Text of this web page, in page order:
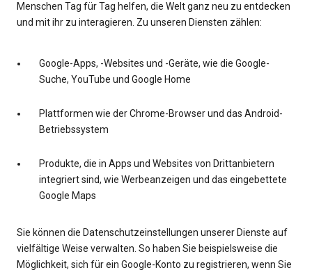
Menschen Tag für Tag helfen, die Welt ganz neu zu entdecken
und mit ihr zu interagieren. Zu unseren Diensten zählen:
Google-Apps, -Websites und -Geräte, wie die Google-
Suche, YouTube und Google Home
Plattformen wie der Chrome-Browser und das Android-
Betriebssystem
Produkte, die in Apps und Websites von Drittanbietern
integriert sind, wie Werbeanzeigen und das eingebettete
Google Maps
Sie können die Datenschutzeinstellungen unserer Dienste auf
vielfältige Weise verwalten. So haben Sie beispielsweise die
Möglichkeit, sich für ein Google-Konto zu registrieren, wenn Sie